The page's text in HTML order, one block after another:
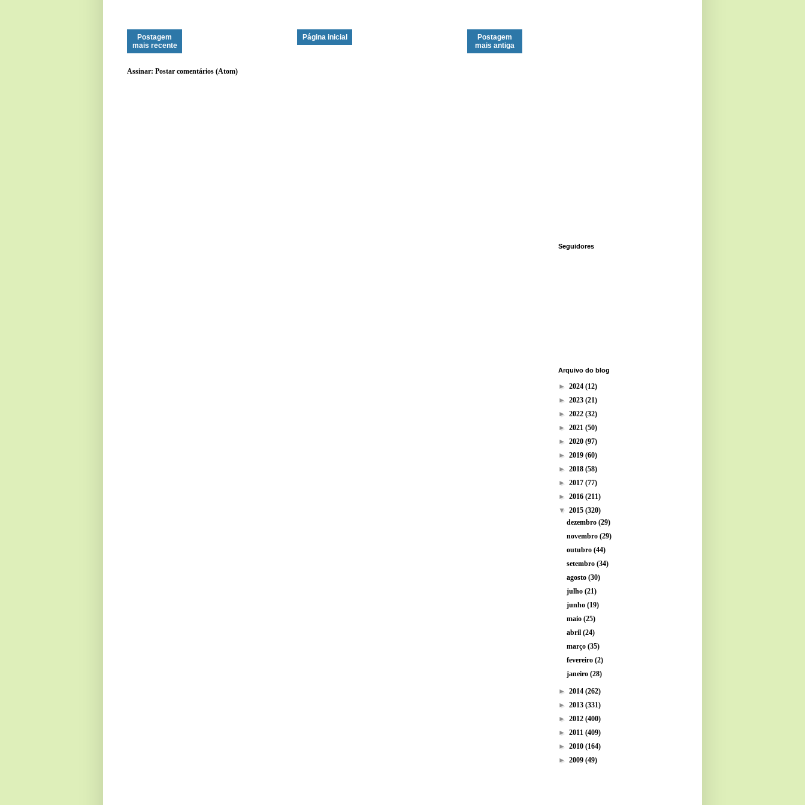
Postagem
mais recente
Postagem
mais antiga
Página inicial
Assinar: Postar comentários (Atom)
Seguidores
Arquivo do blog
► 2024 (12)
► 2023 (21)
► 2022 (32)
► 2021 (50)
► 2020 (97)
► 2019 (60)
► 2018 (58)
► 2017 (77)
► 2016 (211)
▼ 2015 (320)
dezembro(29)
novembro(29)
outubro(44)
setembro(34)
agosto(30)
julho(21)
junho(19)
maio(25)
abril(24)
março(35)
fevereiro(2)
janeiro(28)
► 2014 (262)
► 2013 (331)
► 2012 (400)
► 2011 (409)
► 2010 (164)
► 2009 (49)